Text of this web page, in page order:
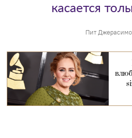
Пит Джерасимо
касается